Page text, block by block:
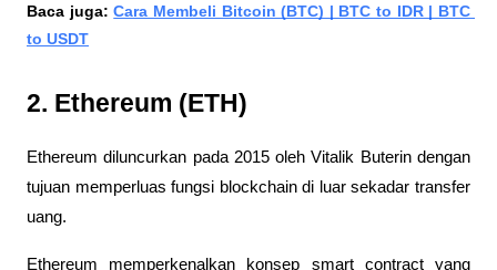
Baca juga: Cara Membeli Bitcoin (BTC) | BTC to IDR | BTC
to USDT
2. Ethereum (ETH)
Ethereum diluncurkan pada 2015 oleh Vitalik Buterin dengan
tujuan memperluas fungsi blockchain di luar sekadar transfer
uang.
Ethereum memperkenalkan konsep smart contract yang